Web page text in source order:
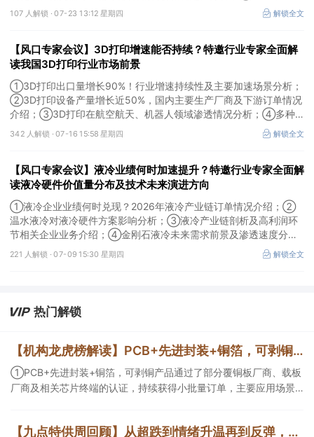
3.2T光模块研发进展介绍。本场风口专家会议将于7月23日（周四）
16:30举行，特邀行业专家全面解读光芯片最新供需情况及产业链竞
107 人解锁 ·07-23 13:12 星期四 解锁全文
【风口专家会议】3D打印增速能否持续？特邀行业专家全面解
读我国3D打印行业市场前景
①3D打印出口量增长90%！行业增速持续性及主要加速场景分析；
②3D打印设备产量增长近50%，国内主要生产厂商及下游订单情况
介绍；③3D打印在航空航天、机器人领域渗透情况分析；④多种
技术路线及所需产业链供需情况剖析。本场风口专家会议将于7月16
日（周四）20:00举行，特邀行业专家全面解读我国3D打印行业市
342 人解锁 ·07-16 15:58 星期四 解锁全文
【风口专家会议】液冷业绩何时加速提升？特邀行业专家全面解
读液冷硬件价值量分布及技术未来演进方向
①液冷企业业绩何时兑现？2026年液冷产业链订单情况介绍；②
温水液冷对液冷硬件方案影响分析；③液冷产业链剖析及高利润环
节相关企业业务介绍；④金刚石液冷未来需求前景及渗透速度分
析。本场风口专家会议将于7月9日（周四）19:30举行，特邀行业专
家全面解读液冷硬件价值量分布及技术未来演进方向。
221 人解锁 ·07-09 15:30 星期四 解锁全文
热门解锁
【机构龙虎榜解读】PCB+先进封装+铜箔，可剥铜产品通过了部分覆铜板厂商、载板厂商及相关芯片终端的认证，持续获得小批量订单，主要应用场景包括芯片封装光模块用PCB，机构大额净买入这家公司
①PCB+先进封装+铜箔，可剥铜产品通过了部分覆铜板厂商、载板
厂商及相关芯片终端的认证，持续获得小批量订单，主要应用场景
等方面具有丰富经验，具备承接细胞与基因治疗产品商业化受托生【九点特供周回顾】从超跌到情绪升温再到反弹，栏目梳理AI应用题材逻辑，AI教育人气公司解读后获4连板